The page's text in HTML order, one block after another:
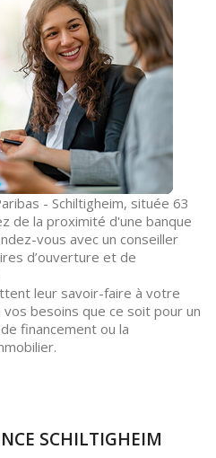
- Schiltigheim, située 63
de la proximité d'une banque
vous avec un conseiller
d’ouverture et de
leur savoir-faire à votre
besoins que ce soit pour un
financement ou la
SCHILTIGHEIM